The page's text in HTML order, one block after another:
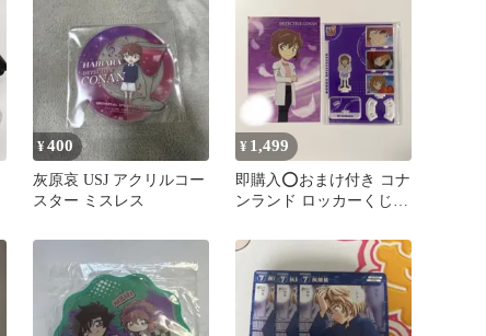
¥400
灰原哀 USJ アクリルコー
スター ミスレス
¥ 1,499
即購入⭕️おまけ付き コナ
ンランド ロッカーくじ